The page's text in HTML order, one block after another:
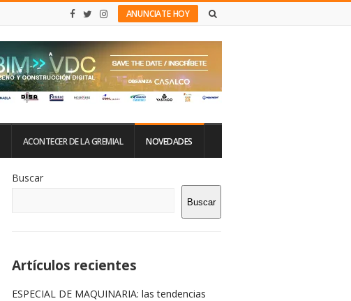
ANUNCIATE HOY
ACONTECER DE LA GREMIAL NOVEDADES
De
La
Buscar
Buscar
Artículos recientes
ESPECIAL DE MAQUINARIA: las tendencias